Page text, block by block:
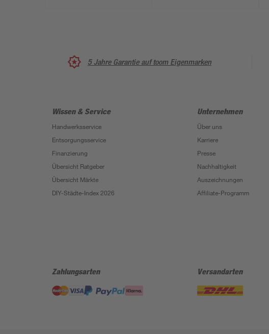
5 Jahre Garantie auf toom Eigenmarken
Wissen & Service
Handwerksservice
Entsorgungsservice
Finanzierung
Übersicht Ratgeber
Übersicht Märkte
DIY-Städte-Index 2026
Unternehmen
Über uns
Karriere
Presse
Nachhaltigkeit
Auszeichnungen
Affiliate-Programm
Zahlungsarten Versandarten